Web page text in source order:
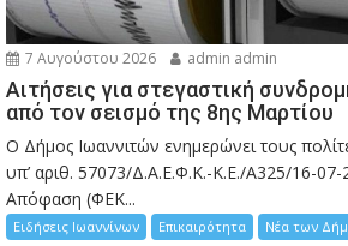
7 Αυγούστου 2026 admin admin
Αιτήσεις για στεγαστική
από τον σεισμό της 8ης Μαρτίου
Ο Δήμος Ιωαννιτών ενημερώνει τους
υπ’ αριθ. 57073/Δ.Α.Ε.Φ.Κ.-Κ.Ε./Α325/16-07-
Απόφαση (ΦΕΚ...
Ειδήσεις Ιωαννίνων Επικαιρότητα Νέα των